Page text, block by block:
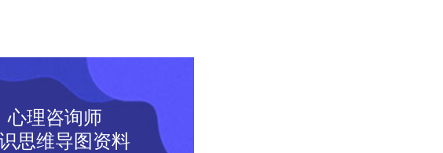
心理咨询师
思维导图资料